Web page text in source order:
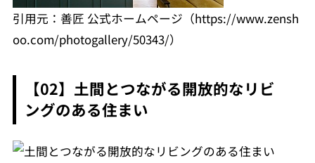
引用元：善匠 公式ホームページ（https://www.zensh
oo.com/photogallery/50343/）
【02】土間とつながる開放的なリビ
ングのある住まい